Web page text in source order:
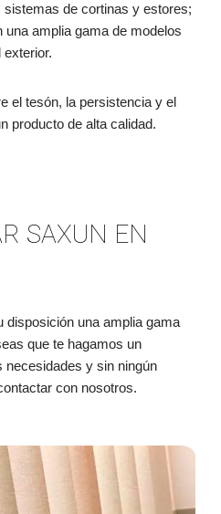
sistemas de cortinas y estores;
amplia gama de modelos
exterior.
el tesón, la persistencia y el
producto de alta calidad.
SAXUN EN
disposición una amplia gama
que te hagamos un
necesidades y sin ningún
con nosotros.